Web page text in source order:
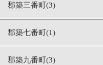
郡築三番町(3)
郡築七番町(1)
郡築九番町(3)